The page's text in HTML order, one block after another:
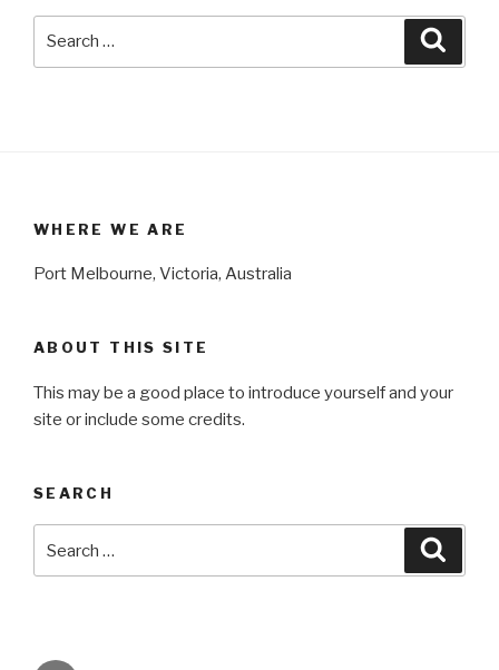
WHERE WE ARE
Port Melbourne, Victoria, Australia
ABOUT THIS SITE
This may be a good place to introduce yourself and your
site or include some credits.
SEARCH